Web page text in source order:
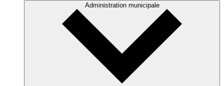
Administration municipale